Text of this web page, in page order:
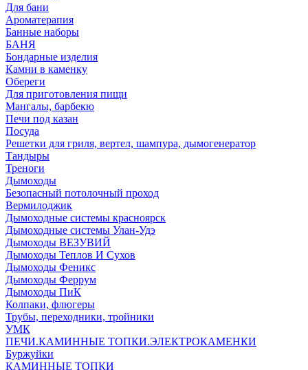
Для бани
Ароматерапия
Банные наборы
БАНЯ
Бондарные изделия
Камни в каменку
Обереги
Для приготовления пищи
Мангалы, барбекю
Печи под казан
Посуда
Решетки для гриля, вертел, шампура, дымогенератор
Тандыры
Треноги
Дымоходы
Безопасный потолочный проход
Вермилоджик
Дымоходные системы красноярск
Дымоходные системы Улан-Удэ
Дымоходы ВЕЗУВИЙ
Дымоходы Теплов И Сухов
Дымоходы Феникс
Дымоходы Феррум
Дымоходы ПиК
Колпаки, флюгеры
Трубы, переходники, тройники
УМК
ПЕЧИ.КАМИННЫЕ ТОПКИ.ЭЛЕКТРОКАМЕНКИ
Буржуйки
КАМИННЫЕ ТОПКИ